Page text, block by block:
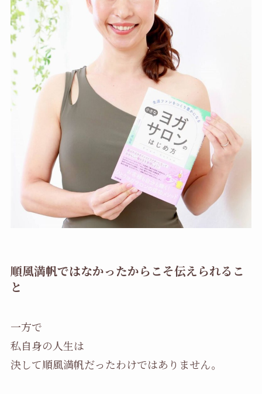
順風満帆ではなかったからこそ伝えられるこ
と
一方で
私自身の人生は
決して順風満帆だったわけではありません。